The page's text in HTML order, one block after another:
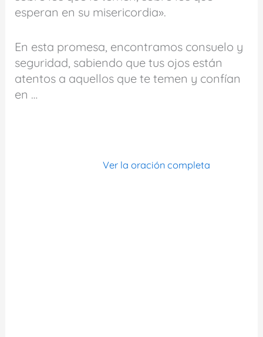
esperan en su misericordia».
En esta promesa, encontramos consuelo y
seguridad, sabiendo que tus ojos están
atentos a aquellos que te temen y confían
en …
Ver la oración completa